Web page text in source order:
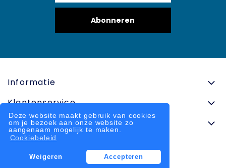
Deze website maakt gebruik van cookies
om je bezoek aan onze website zo
aangenaam mogelijk te maken.
Cookiebeleid
Weigeren Accepteren
Abonneren
Informatie
Klantenservice
Contactinformatie
© 2025 onlinesportkleding.nl